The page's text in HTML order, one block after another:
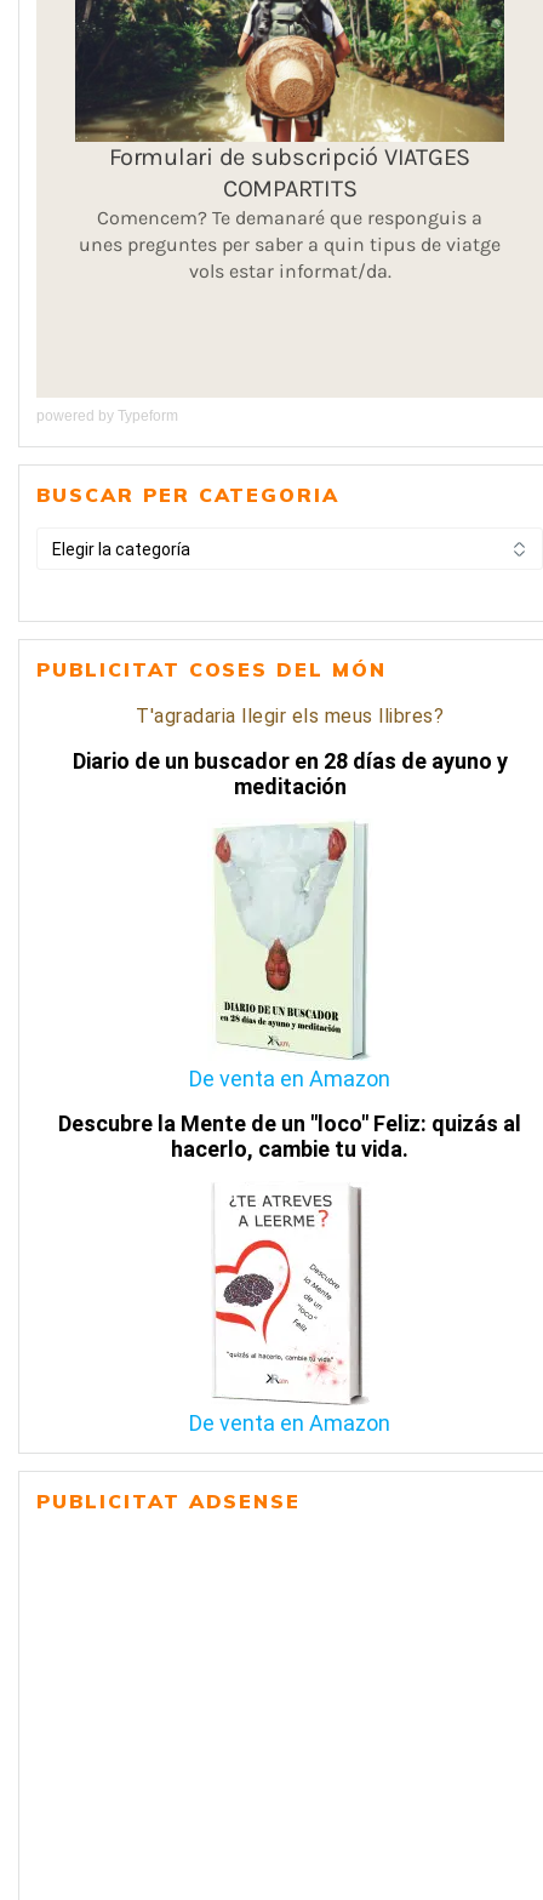
powered by Typeform
BUSCAR PER CATEGORIA
BUSCAR
PUBLICITAT COSES DEL MÓN
T'agradaria llegir els meus llibres?
Diario de un buscador en 28 días de ayuno y
meditación
De venta en Amazon
Descubre la Mente de un "loco" Feliz: quizás al
hacerlo, cambie tu vida.
De venta en Amazon
PUBLICITAT ADSENSE